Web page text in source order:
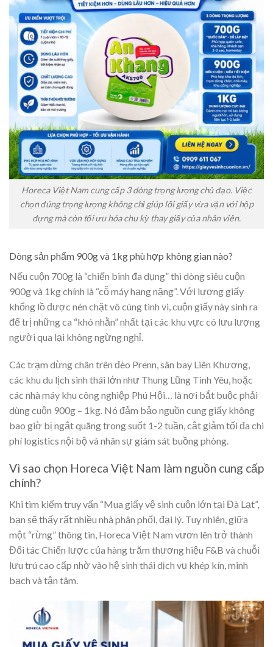
Horeca Việt Nam cung cấp 3 dòng trọng lượng chủ đạo. Việc
chọn đúng trọng lượng không chỉ giúp lõi giấy vừa vặn với hộp
đựng mà còn tối ưu hóa chu kỳ thay giấy của nhân viên.
Dòng sản phẩm 900g và 1kg phù hợp không gian nào?
Nếu cuộn 700g là “chiến binh đa dụng” thì dòng siêu cuộn
900g và 1kg chính là “cỗ máy hạng nặng”. Với lượng giấy
khổng lồ được nén chặt vô cùng tinh vi, cuộn giấy này sinh ra
để trị những ca “khó nhằn” nhất tại các khu vực có lưu lượng
người qua lại không ngừng nghỉ.
Các trạm dừng chân trên đèo Prenn, sân bay Liên Khương,
các khu du lịch sinh thái lớn như Thung Lũng Tình Yêu, hoặc
các nhà máy khu công nghiệp Phú Hội… là nơi bắt buộc phải
dùng cuộn 900g – 1kg. Nó đảm bảo nguồn cung giấy không
bao giờ bị ngắt quãng trong suốt 1-2 tuần, cắt giảm tối đa chi
phí logistics nội bộ và nhân sự giám sát buồng phòng.
Vì sao chọn Horeca Việt Nam làm nguồn cung cấp
chính?
Khi tìm kiếm truy vấn “Mua giấy vệ sinh cuộn lớn tại Đà Lạt”,
bạn sẽ thấy rất nhiều nhà phân phối, đại lý. Tuy nhiên, giữa
một “rừng” thông tin, Horeca Việt Nam vươn lên trở thành
Đối tác Chiến lược của hàng trăm thương hiệu F&B và chuỗi
lưu trú cao cấp nhờ vào hệ sinh thái dịch vụ khép kín, minh
bạch và tận tâm.